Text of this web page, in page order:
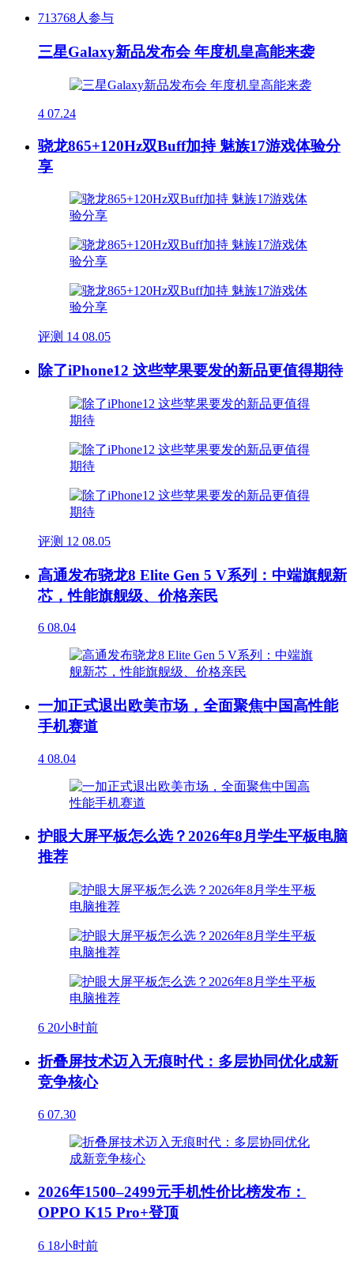
713768人参与
三星Galaxy新品发布会 年度机皇高能来袭
4 07.24
骁龙865+120Hz双Buff加持 魅族17游戏体验分
享
评测 14 08.05
除了iPhone12 这些苹果要发的新品更值得期待
评测 12 08.05
高通发布骁龙8 Elite Gen 5 V系列：中端旗舰新
芯，性能旗舰级、价格亲民
6 08.04
一加正式退出欧美市场，全面聚焦中国高性能
手机赛道
4 08.04
护眼大屏平板怎么选？2026年8月学生平板电脑
推荐
6 20小时前
折叠屏技术迈入无痕时代：多层协同优化成新
竞争核心
6 07.30
2026年1500–2499元手机性价比榜发布：
OPPO K15 Pro+登顶
6 18小时前